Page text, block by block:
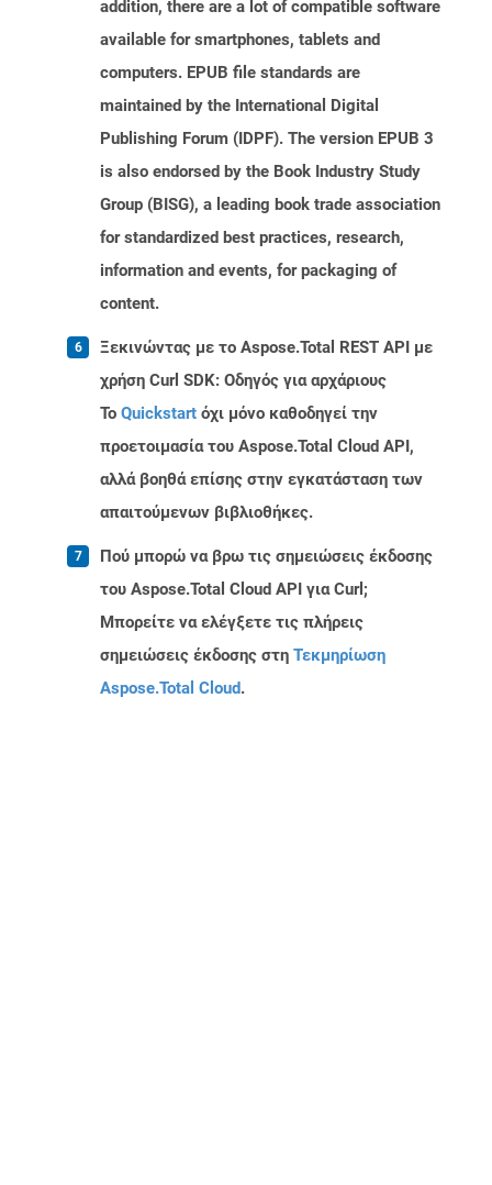
addition, there are a lot of compatible software
available for smartphones, tablets and
computers. EPUB file standards are
maintained by the International Digital
Publishing Forum (IDPF). The version EPUB 3
is also endorsed by the Book Industry Study
Group (BISG), a leading book trade association
for standardized best practices, research,
information and events, for packaging of
content.
Ξεκινώντας με το Aspose.Total REST API με
χρήση Curl SDK: Οδηγός για αρχάριους
Το Quickstart όχι μόνο καθοδηγεί την
προετοιμασία του Aspose.Total Cloud API,
αλλά βοηθά επίσης στην εγκατάσταση των
απαιτούμενων βιβλιοθήκες.
Πού μπορώ να βρω τις σημειώσεις έκδοσης
του Aspose.Total Cloud API για Curl;
Μπορείτε να ελέγξετε τις πλήρεις
σημειώσεις έκδοσης στη Τεκμηρίωση
Aspose.Total Cloud.